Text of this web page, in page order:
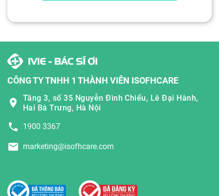
CÔNG TY TNHH 1 THÀNH VIÊN ISOFHCARE
Tầng 3, số 35 Nguyễn Đình Chiểu, Lê Đại Hành,
Hai Bà Trưng, Hà Nội
1900 3367
marketing@isofhcare.com